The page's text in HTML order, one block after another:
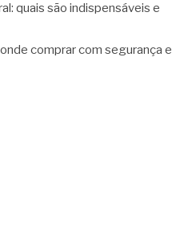
quais são indispensáveis e
comprar com segurança e